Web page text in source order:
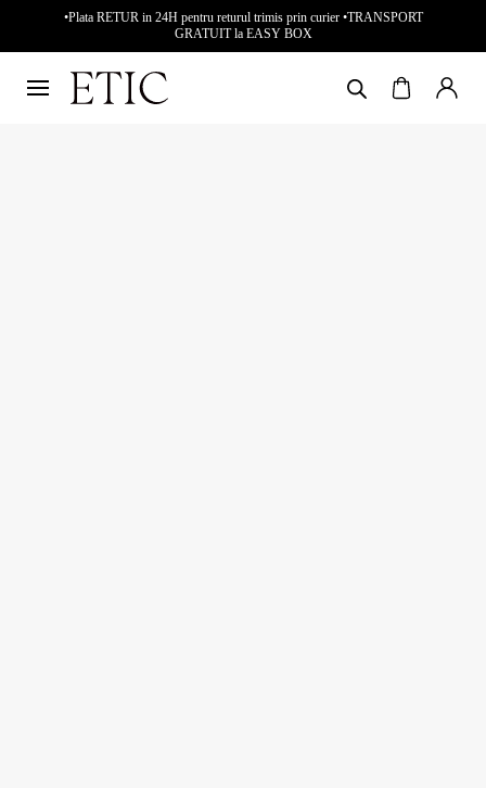
•Plata RETUR in 24H pentru returul trimis prin curier •TRANSPORT
GRATUIT la EASY BOX